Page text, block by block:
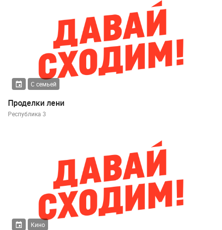
С семьей
Проделки лени
Республика 3
Кино